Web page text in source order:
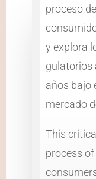
proceso
y explora
gulatorios
años bajo
mercado
This
process